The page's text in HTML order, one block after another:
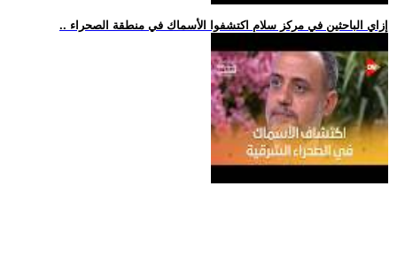
.. إزاي الباحثين في مركز سلام اكتشفوا الأسماك في منطقة الصحراء